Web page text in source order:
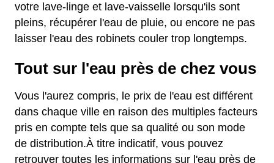
votre lave-linge et lave-vaisselle lorsqu'ils sont
pleins, récupérer l'eau de pluie, ou encore ne pas
laisser l'eau des robinets couler trop longtemps.
Tout sur l'eau près de chez vous
Vous l'aurez compris, le prix de l'eau est différent
dans chaque ville en raison des multiples facteurs
pris en compte tels que sa qualité ou son mode
de distribution.À titre indicatif, vous pouvez
retrouver toutes les informations sur l'eau près de